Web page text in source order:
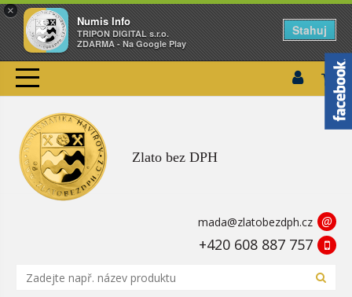
×
Numis Info
TRIPON DIGITAL s.r.o.
ZDARMA - Na Google Play
Stahuj
Zlato bez DPH
mada@zlatobezdph.cz @
+420 608 887 757